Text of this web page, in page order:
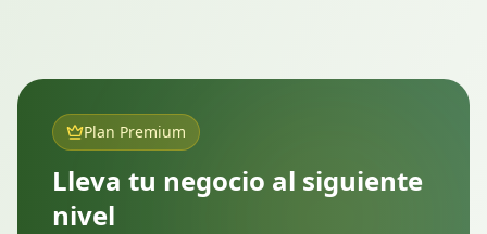
Plan Premium
Lleva tu negocio al siguiente
nivel